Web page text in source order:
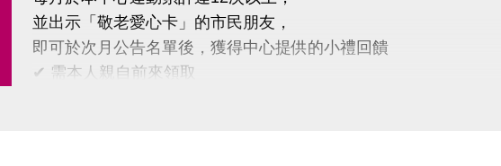
地點｜蘆竹國民運動中心
球館專線｜03-263-9066 #115、116
並出示「敬老愛心卡」的市民朋友，
即可於次月公告名單後，獲得中心提供的小禮回饋
✔ 需本人親自前來領取